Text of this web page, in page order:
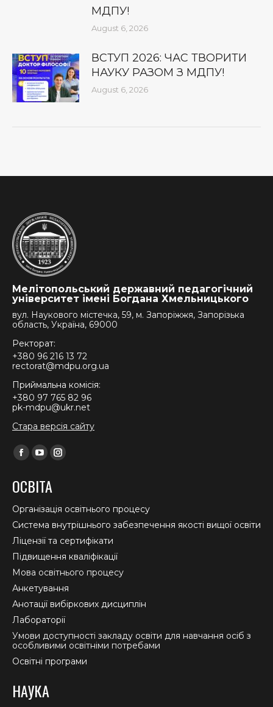
МДПУ!
August 6, 2026
ВСТУП 2026: ЧАС ТВОРИТИ
НАУКУ РАЗОМ З МДПУ!
August 6, 2026
Мелітопольський державний педагогічний
університет імені Богдана Хмельницького
вул. Наукового містечка, 59, м. Запоріжжя, Запорізька
область, Україна, 69000
Ректорат:
+380 96 216 13 72
rectorat@mdpu.org.ua
Приймальна комісія:
+380 97 765 82 96
pk-mdpu@ukr.net
Стара версія сайту
Find us on:
Facebook
opens
in
new
window
YouTube
opens
in
new
window
Instagram
in
new
window
ОСВІТА
Організація освітнього процесу
Система внутрішнього забезпечення якості вищої освіти
Ліцензії та сертифікати
Підвищення кваліфікації
Мова освітнього процесу
Анкетування
Анотації вибіркових дисциплін
Лабораторії
Умови доступності закладу освіти для навчання осіб з
особливими освітніми потребами
Освітні програми
НАУКА